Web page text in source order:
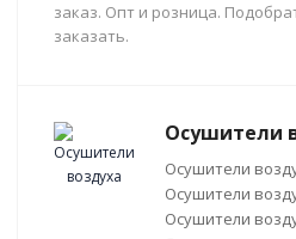
заказ. Опт и розница.
заказать.
Осушители
Осушители
Осушители
Осушители